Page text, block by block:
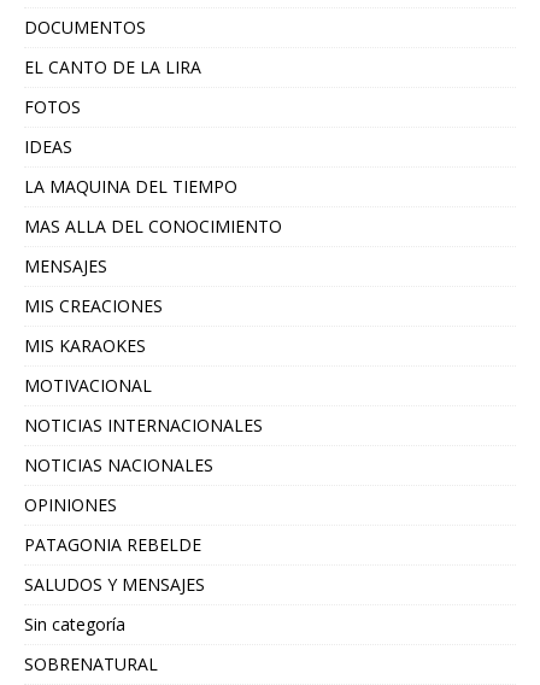
DOCUMENTOS
EL CANTO DE LA LIRA
FOTOS
IDEAS
LA MAQUINA DEL TIEMPO
MAS ALLA DEL CONOCIMIENTO
MENSAJES
MIS CREACIONES
MIS KARAOKES
MOTIVACIONAL
NOTICIAS INTERNACIONALES
NOTICIAS NACIONALES
OPINIONES
PATAGONIA REBELDE
SALUDOS Y MENSAJES
Sin categoría
SOBRENATURAL